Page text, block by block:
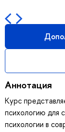
Аннотация
Курс
психологию для
психологии в